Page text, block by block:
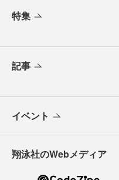
特集
記事
イベント
翔泳社のWebメディア